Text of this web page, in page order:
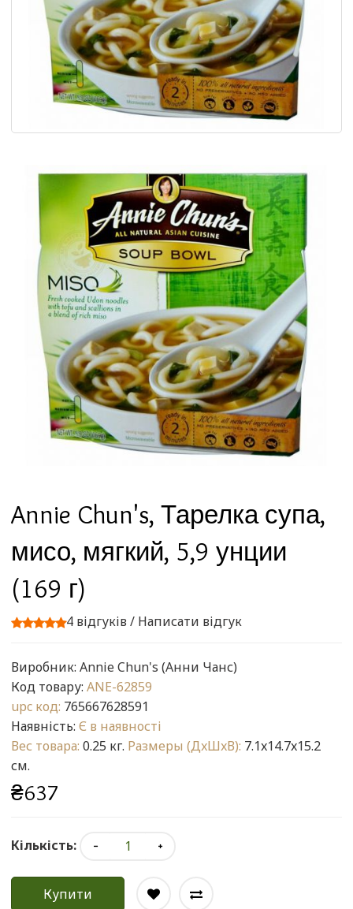
Annie Chun's, Тарелка супа,
мисо, мягкий, 5,9 унции
(169 г)
4 відгуків/ Написати відгук
Виробник: Annie Chun's (Анни Чанс)
Код товару: ANE-62859
upc код: 765667628591
Наявність: Є в наявності
Вес товара: 0.25 кг. Размеры (ДxШxВ): 7.1x14.7x15.2
см.
₴637
Кількість:
Купити